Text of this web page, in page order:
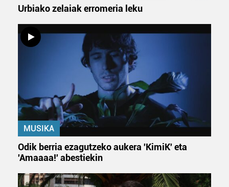
Urbiako zelaiak erromeria leku
MUSIKA
Odik berria ezagutzeko aukera 'KimiK' eta
'Amaaaa!' abestiekin